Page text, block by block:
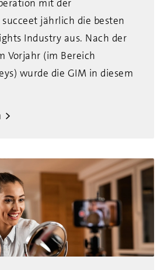
mit der
jährlich die besten
Industry aus. Nach der
Vorjahr (im Bereich
wurde die GIM in diesem